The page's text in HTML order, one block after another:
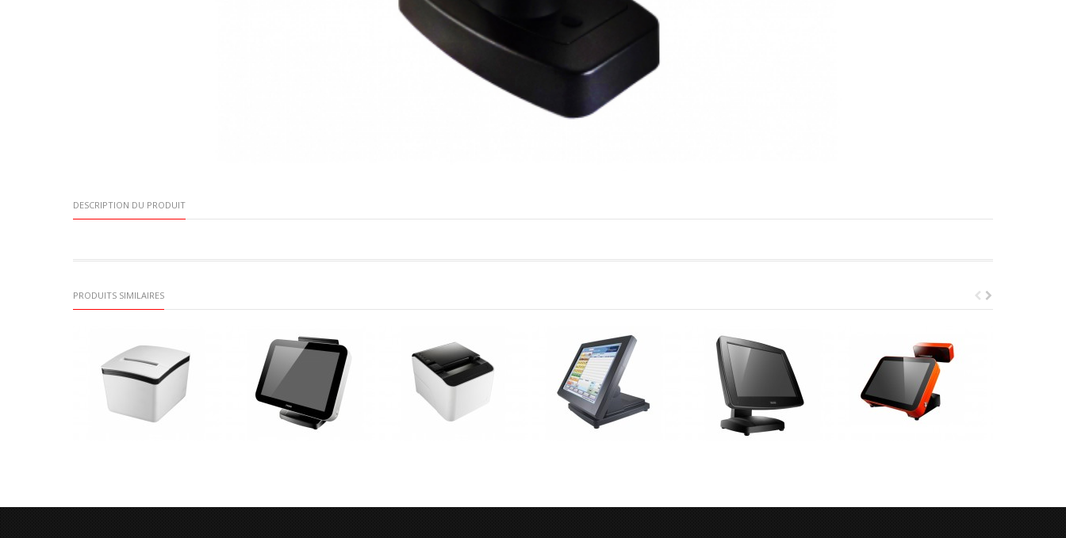
DESCRIPTION DU PRODUIT
PRODUITS SIMILAIRES